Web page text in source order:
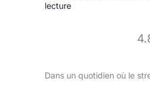
lecture
Dans un quotidien où le